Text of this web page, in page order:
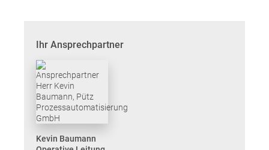
Ihr Ansprechpartner
Kevin Baumann